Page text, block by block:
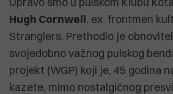
Hugh Cornwell, ex frontmen
Stranglers. Prethodio je
svojedobno važnog pulskog
projekt (WGP) koji je, 45 godina
kazete, mimo nostalgičnog